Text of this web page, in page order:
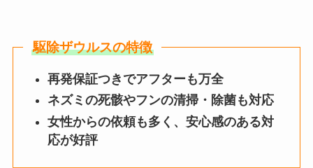
駆除ザウルスの特徴
再発保証つきでアフターも万全
ネズミの死骸やフンの清掃・除菌も対応
女性からの依頼も多く、安心感のある対
応が好評